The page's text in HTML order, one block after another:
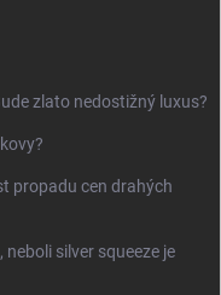
zlato nedostižný luxus?
propadu cen drahých
silver squeeze je